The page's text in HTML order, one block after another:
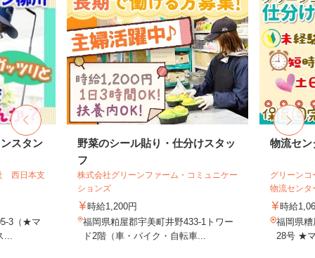
スタン
西日本支
3（★マ
野菜のシール貼り・仕分けスタッ
フ
株式会社グリーンファーム・コミュニケー
ションズ
時給1,200円
福岡県粕屋郡宇美町井野433-1トワー
ド2階（車・バイク・自転車...
物流セン
グリーン
物流センタ
時給
福岡県糟
28号 ★